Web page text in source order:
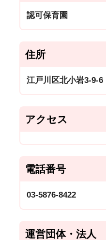
認可保育園
住所
江戸川区北小岩3-9-6
アクセス
電話番号
03-5876-8422
運営団体・法人